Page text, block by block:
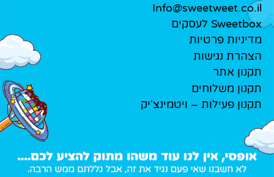
Info@sweetweet.co.il
Sweetbox לעסקים
מדיניות פרטיות
הצהרת נגישות
תקנון אתר
תקנון משלוחים
תקנון פעילות – ויטמינצ'יק